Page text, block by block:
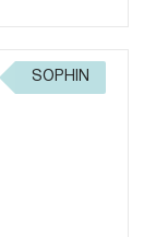
SOPHIN